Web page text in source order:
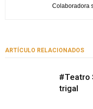
Colaboradora
ARTÍCULO RELACIONADOS
#Teatro
trigal